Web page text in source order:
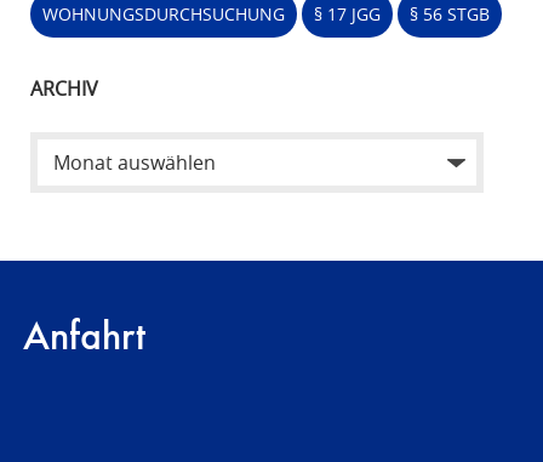
WOHNUNGSDURCHSUCHUNG § 17 JGG § 56 STGB
ARCHIV
Anfahrt